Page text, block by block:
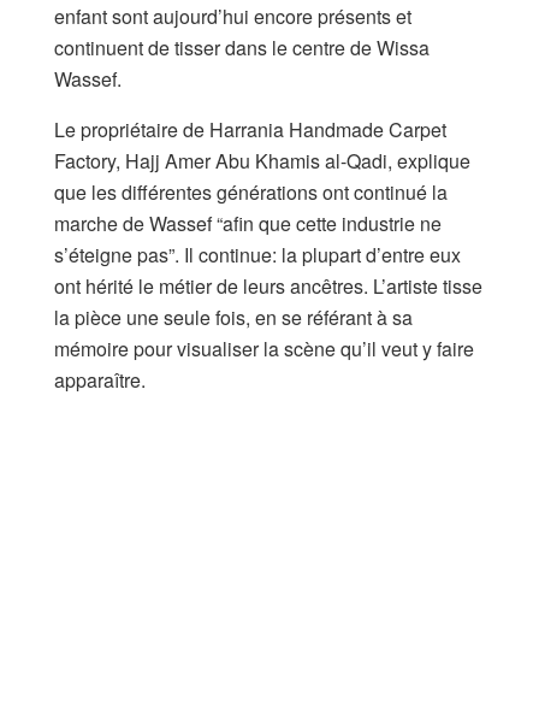
enfant sont aujourd’hui encore présents et
continuent de tisser dans le centre de Wissa
Wassef.
Le propriétaire de Harrania Handmade Carpet
Factory, Hajj Amer Abu Khamis al-Qadi, explique
que les différentes générations ont continué la
marche de Wassef “afin que cette industrie ne
s’éteigne pas”. Il continue: la plupart d’entre eux
ont hérité le métier de leurs ancêtres. L’artiste tisse
la pièce une seule fois, en se référant à sa
mémoire pour visualiser la scène qu’il veut y faire
apparaître.